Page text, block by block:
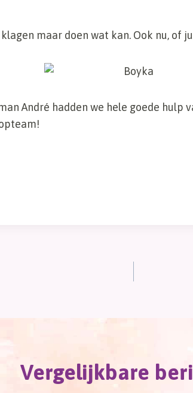
maar doen wat kan. Ook nu, of
André hadden we hele goede hulp
Vergelijkbare